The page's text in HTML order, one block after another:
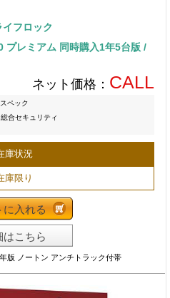
フロック
プレミアム 同時購入1年5台版 /
ネット価格： CALL
スペック
合セキュリティ
庫状況
庫限り
に入れる
はこちら
版 ノートン アンチトラック付帯